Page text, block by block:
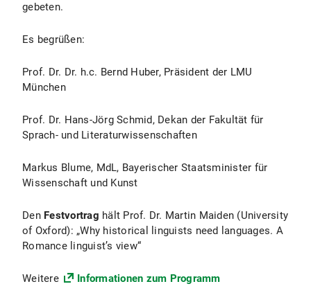
gebeten.
Es begrüßen:
Prof. Dr. Dr. h.c. Bernd Huber, Präsident der LMU
München
Prof. Dr. Hans-Jörg Schmid, Dekan der Fakultät für
Sprach- und Literaturwissenschaften
Markus Blume, MdL, Bayerischer Staatsminister für
Wissenschaft und Kunst
Den Festvortrag hält Prof. Dr. Martin Maiden (University
of Oxford): „Why historical linguists need languages. A
Romance linguist’s view“
Weitere Informationen zum Programm